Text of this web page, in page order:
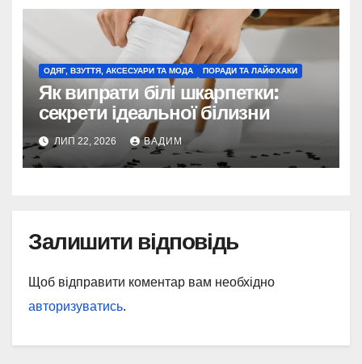
ОДЯГ, ВЗУТТЯ, АКСЕСУАРИ ТА МОДА ПОРАДИ ТА ЛАЙФХАКИ
Як випрати білі шкарпетки:
секрети ідеальної білизни
ЛИП 22, 2026 ВАДИМ
Залишити відповідь
Щоб відправити коментар вам необхідно
авторизуватись.